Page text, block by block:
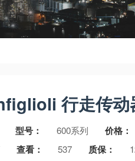
行走传动
型号： 600系列 价格：
查看： 537 质保：